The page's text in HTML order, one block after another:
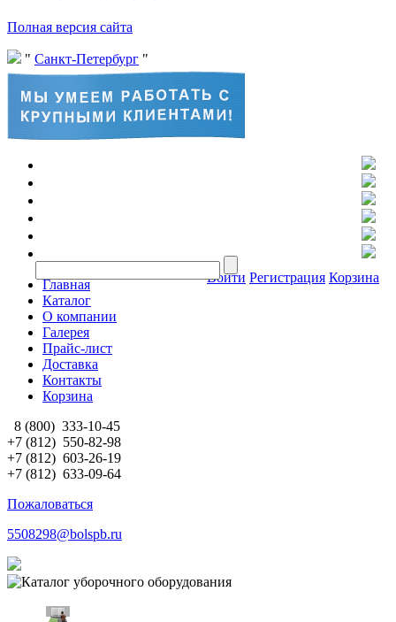
Полная версия сайта
Санкт-Петербург
Войти Регистрация Корзина
Главная
Каталог
О компании
Галерея
Прайс-лист
Доставка
Контакты
Корзина
8 (800) 333-10-45
+7 (812) 550-82-98
+7 (812) 603-26-19
+7 (812) 633-09-64
Пожаловаться
5508298@bolspb.ru